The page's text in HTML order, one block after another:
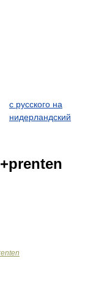
с русского на
нидерландский